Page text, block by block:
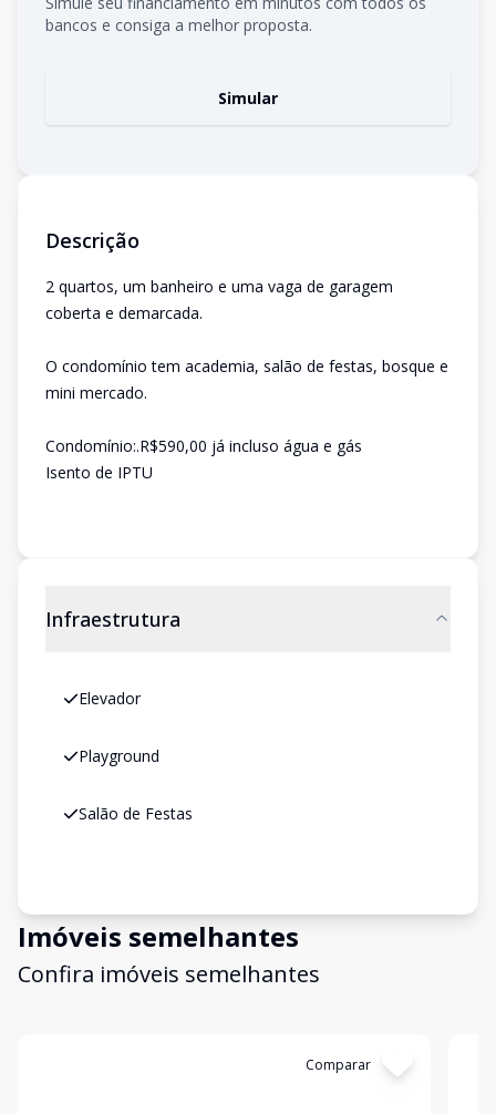
bancos e consiga a melhor proposta.
Simular
Descrição
2 quartos, um banheiro e uma vaga de garagem
coberta e demarcada.
O condomínio tem academia, salão de festas, bosque e
mini mercado.
Condomínio:.R$590,00 já incluso água e gás
Isento de IPTU
Infraestrutura
Elevador
Playground
Salão de Festas
Imóveis semelhantes
Confira imóveis semelhantes
Comparar